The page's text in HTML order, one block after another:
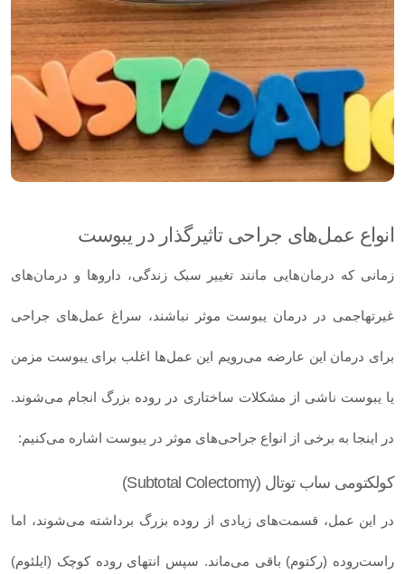
انواع عمل‌­های جراحی تاثیرگذار در یبوست
زمانی که درمان‌هایی مانند تغییر سبک زندگی، داروها و درمان‌های
غیرتهاجمی در درمان یبوست موثر نباشند، سراغ عمل‌های جراحی
برای درمان این عارضه می‌رویم این عمل‌ها اغلب برای یبوست مزمن
یا یبوست ناشی از مشکلات ساختاری در روده بزرگ انجام می‌شوند.
در اینجا به برخی از انواع جراحی‌های موثر در یبوست اشاره می‌کنیم:
کولکتومی ساب توتال (Subtotal Colectomy)
در این عمل، قسمت‌های زیادی از روده بزرگ برداشته می‌شوند، اما
راست‌روده (رکتوم) باقی می‌ماند. سپس انتهای روده کوچک (ایلئوم)